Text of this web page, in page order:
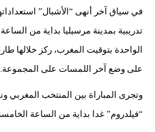
في سياق آخر أنهى “الأشبال”
تدريبية بمدينة مرسيليا بداية من
الواحدة بتوقيت المغرب، ركز خلالها
على وضع آخر اللمسات على المجموعة.
وتجرى المباراة بين المنتخب المغربي
“فيلدروم” غدا بداية من الساعة